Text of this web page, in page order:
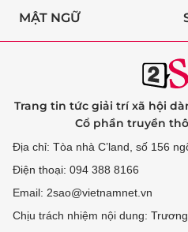
MẬT NGỮ
Trang tin tức giải trí xã hội
Cổ phần truyền
Địa chỉ: Tòa nhà C’land, số 156
Điện thoại: 094 388 8166
Email: 2sao@vietnamnet.vn
Chịu trách nhiệm nội dung: